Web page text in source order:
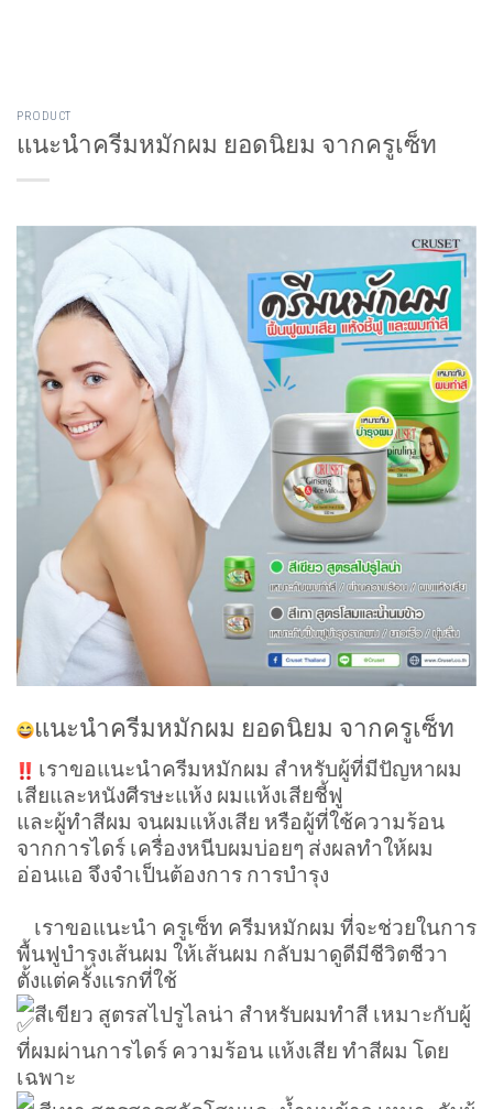
PRODUCT
แนะนำครีมหมักผม ยอดนิยม จากครูเซ็ท
แนะนำครีมหมักผม ยอดนิยม จากครูเซ็ท
เราขอแนะนำครีมหมักผม สำหรับผู้ที่มีปัญหาผม
เสียและหนังศีรษะแห้ง ผมแห้งเสียชี้ฟู
และผู้ทำสีผม จนผมแห้งเสีย หรือผู้ที่ใช้ความร้อน
จากการไดร์ เครื่องหนีบผมบ่อยๆ ส่งผลทำให้ผม
อ่อนแอ จึงจำเป็นต้องการ การบำรุง
เราขอแนะนำ ครูเซ็ท ครีมหมักผม ที่จะช่วยในการ
พื้นฟูบำรุงเส้นผม ให้เส้นผม กลับมาดูดีมีชีวิตชีวา
ตั้งแต่ครั้งแรกที่ใช้
สีเขียว สูตรสไปรูไลน่า สำหรับผมทำสี เหมาะกับผู้
ที่ผมผ่านการไดร์ ความร้อน แห้งเสีย ทำสีผม โดย
เฉพาะ